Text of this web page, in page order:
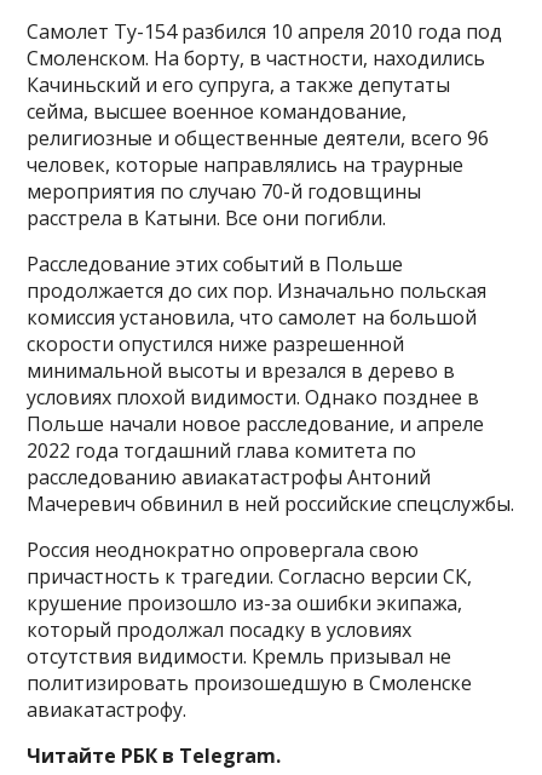
Самолет Ту-154 разбился 10 апреля 2010 года под
Смоленском. На борту, в частности, находились
Качиньский и его супруга, а также депутаты
сейма, высшее военное командование,
религиозные и общественные деятели, всего 96
человек, которые направлялись на траурные
мероприятия по случаю 70-й годовщины
расстрела в Катыни. Все они погибли.
Расследование этих событий в Польше
продолжается до сих пор. Изначально польская
комиссия установила, что самолет на большой
скорости опустился ниже разрешенной
минимальной высоты и врезался в дерево в
условиях плохой видимости. Однако позднее в
Польше начали новое расследование, и апреле
2022 года тогдашний глава комитета по
расследованию авиакатастрофы Антоний
Мачеревич обвинил в ней российские спецслужбы.
Россия неоднократно опровергала свою
причастность к трагедии. Согласно версии СК,
крушение произошло из-за ошибки экипажа,
который продолжал посадку в условиях
отсутствия видимости. Кремль призывал не
политизировать произошедшую в Смоленске
авиакатастрофу.
Читайте РБК в Telegram.